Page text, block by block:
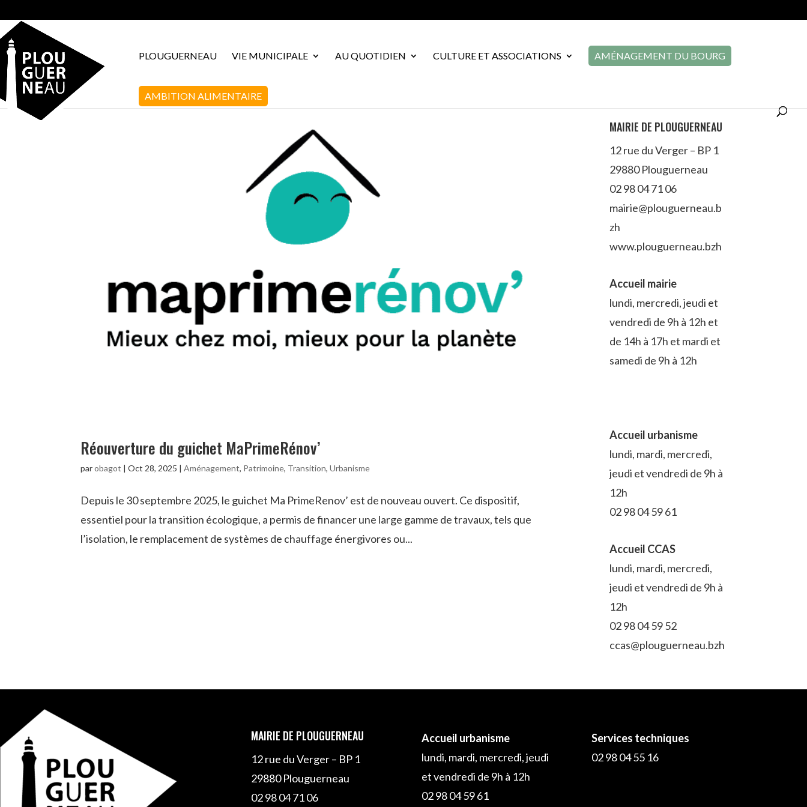
PLOUGUERNEAU VIE MUNICIPALE AU QUOTIDIEN CULTURE ET ASSOCIATIONS AMÉNAGEMENT DU BOURG
AMBITION ALIMENTAIRE
Réouverture du guichet MaPrimeRénov’
parobagot |Oct 28, 2025 |Aménagement, Patrimoine, Transition,Urbanisme
Depuis le 30 septembre 2025, le guichet Ma PrimeRenov’ est de nouveau ouvert. Ce dispositif,
essentiel pour la transition écologique, a permis de financer une large gamme de travaux, tels que
l’isolation, le remplacement de systèmes de chauffage énergivores ou...
MAIRIE DE PLOUGUERNEAU
12 rue du Verger – BP 1
29880 Plouguerneau
02 98 04 71 06
mairie@plouguerneau.b
zh
www.plouguerneau.bzh
Accueil mairie
lundi, mercredi, jeudi et
vendredi de 9h à 12h et
de 14h à 17h et mardi et
samedi de 9h à 12h
Accueil urbanisme
lundi, mardi, mercredi,
jeudi et vendredi de 9h à
12h
02 98 04 59 61
Accueil CCAS
lundi, mardi, mercredi,
jeudi et vendredi de 9h à
12h
02 98 04 59 52
ccas@plouguerneau.bzh
MAIRIE DE PLOUGUERNEAU
12 rue du Verger – BP 1
29880 Plouguerneau
02 98 04 71 06
Accueil urbanisme
lundi, mardi, mercredi, jeudi
et vendredi de 9h à 12h
02 98 04 59 61
Services techniques
02 98 04 55 16